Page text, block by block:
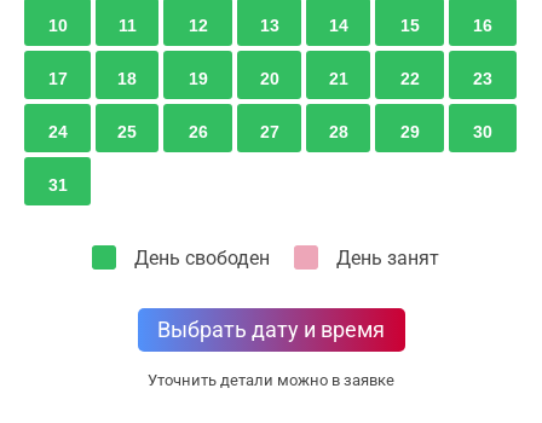
10 11 12 13 14 15 16
17 18 19 20 21 22 23
24 25 26 27 28 29 30
31
День свободен День занят
Выбрать дату и время
Уточнить детали можно в заявке